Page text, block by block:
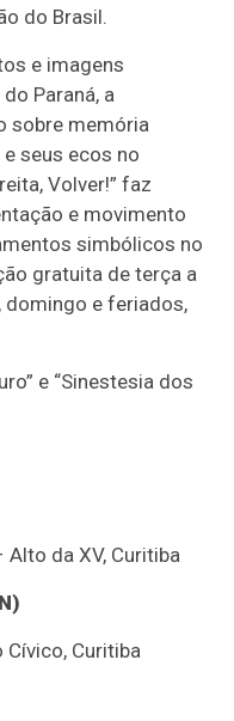
do Brasil.
e imagens
Paraná, a
sobre memória
seus ecos no
Volver!” faz
e movimento
simbólicos no
gratuita de terça a
domingo e feriados,
e “Sinestesia dos
da XV, Curitiba
Cívico, Curitiba